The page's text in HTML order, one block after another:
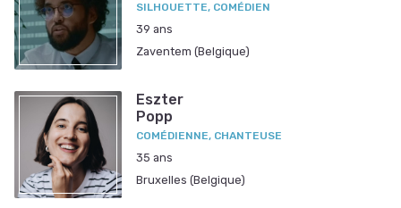
SILHOUETTE, COMÉDIEN
39 ans
Zaventem (Belgique)
Eszter
Popp
COMÉDIENNE, CHANTEUSE
35 ans
Bruxelles (Belgique)